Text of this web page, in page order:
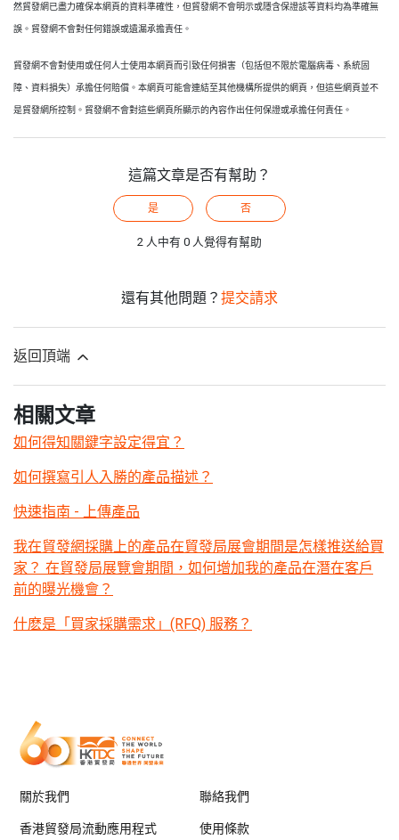
然貿發網已盡力確保本網頁的資料準確性，但貿發網不會明示或隱含保證該等資料均為準確無
誤。貿發網不會對任何錯誤或遺漏承擔責任。
貿發網不會對使用或任何人士使用本網頁而引致任何損害（包括但不限於電腦病毒、系統固
障、資料損失）承擔任何賠償。本網頁可能會連結至其他機構所提供的網頁，但這些網頁並不
是貿發網所控制。貿發網不會對這些網頁所顯示的內容作出任何保證或承擔任何責任。
這篇文章是否有幫助？
是 否
2 人中有 0 人覺得有幫助
還有其他問題？ 提交請求
返回頂端
相關文章
如何得知關鍵字設定得宜？
如何撰寫引人入勝的產品描述？
快速指南 - 上傳產品
我在貿發網採購上的產品在貿發局展會期間是怎樣推送給買
家？ 在貿發局展覽會期間，如何增加我的產品在潛在客戶
前的曝光機會？
什麽是「買家採購需求」(RFQ) 服務？
關於我們 聯絡我們
香港貿發局流動應用程式 使用條款